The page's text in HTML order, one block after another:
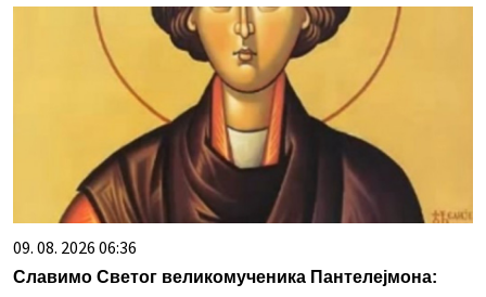
09. 08. 2026 06:36
Славимо Светог великомученика Пантелејмона: